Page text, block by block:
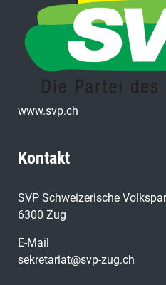
www.svp.ch
Kontakt
SVP Schweizerische
6300 Zug
E-Mail
sekretariat@svp-zug.ch